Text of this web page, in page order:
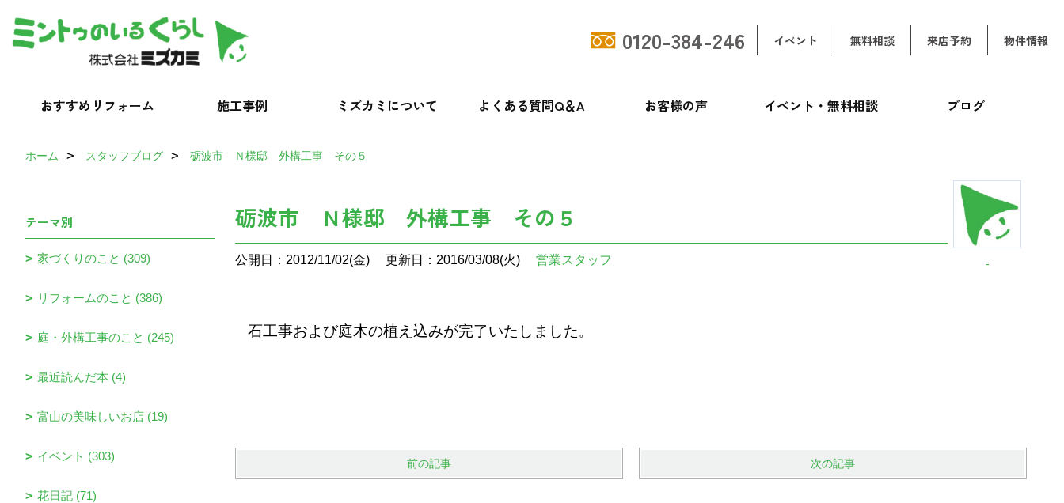
0120-384-246 イベント 無料相談 来店予約 物件情報
おすすめリフォーム 施工事例 ミズカミについて よくある質問Q＆A お客様の声 イベント・無料相談 ブログ
ホーム スタッフブログ 砺波市 Ｎ様邸 外構工事 その５
-
砺波市 Ｎ様邸 外構工事 その５
公開日：2012/11/02(金) 更新日：2016/03/08(火) 営業スタッフ
石工事および庭木の植え込みが完了いたしました 。
前の記事 次の記事
テーマ別
家づくりのこと (309)
リフォームのこと (386)
庭・外構工事のこと (245)
最近読んだ本 (4)
富山の美味しいお店 (19)
イベント (303)
花日記 (71)